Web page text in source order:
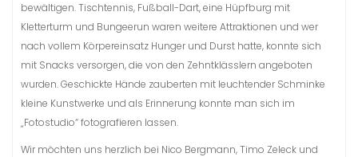
bewältigen. Tischtennis, Fußball-Dart, eine Hüpfburg mit
Kletterturm und Bungeerun waren weitere Attraktionen und wer
nach vollem Körpereinsatz Hunger und Durst hatte, konnte sich
mit Snacks versorgen, die von den Zehntklässlern angeboten
wurden. Geschickte Hände zauberten mit leuchtender Schminke
kleine Kunstwerke und als Erinnerung konnte man sich im
„Fotostudio“ fotografieren lassen.
Wir möchten uns herzlich bei Nico Bergmann, Timo Zeleck und